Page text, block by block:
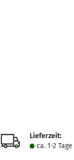
Lieferzeit:
ca. 1-2 Tage